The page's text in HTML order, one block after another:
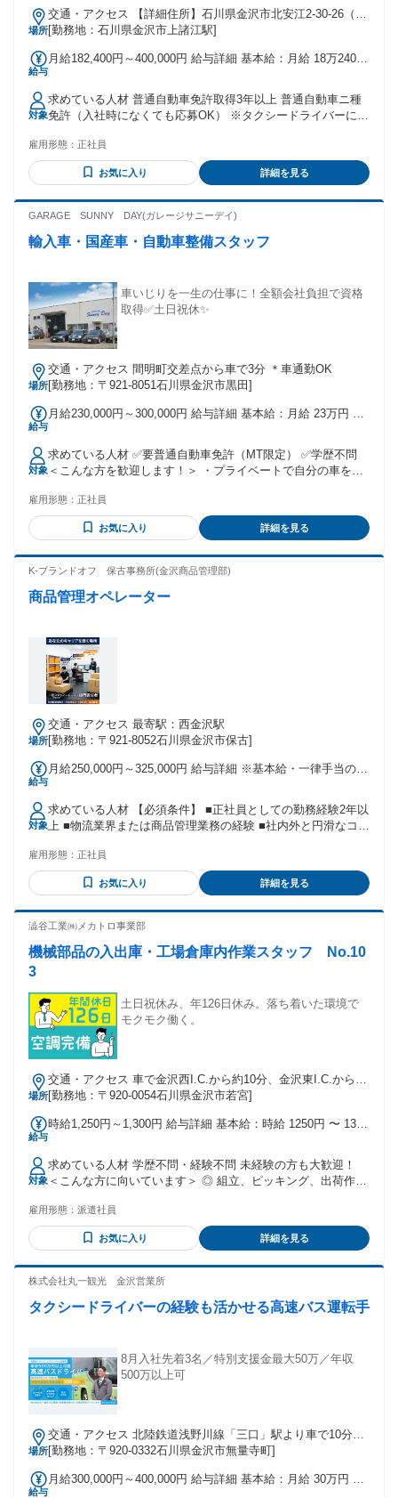
場所
交通・アクセス 【詳細住所】石川県金沢市北安江2-30-26（上
諸江駅から歩いてスグ）
[勤務地：石川県金沢市上諸江駅]
給与
月給182,400円～400,000円 給与詳細 基本給：月給 18万2400
払われる通勤・皆勤・家族手当金額：なし 全員に一律で支払
われるその他手当金額：なし ＜別途支払われる手当＞ 時間外
手当 深夜手当 ＜その他＞ 賞与あり（年3回） 歩合給あり ※
自動車教習所通学中も給与をお支払いします。 時給1100円、
対象
求めている人材 普通自動車免許取得3年以上 普通自動車ニ種
免許（入社時になくても応募OK） ※タクシードライバーに必
方におすすめ！／／ ・家庭の時間を大切にしたい ・趣味の時
間がもっと欲しい ・運行管理経験がある方 ・観光に興味があ
る方 ・英語や中国語を活かしたい、学びたい方 →インバウン
・サービス業や接客業の勤務経験のある方 ・時間や場所に拘
躍中！ ・第二新卒、フリーター、異業種からの転職組が8割以
経験あれば即戦力として活躍できます！ ・正社員だけじゃな
く、アルバイトや時短勤務など、 人それぞれ自由な働き方が
できるのも魅力！ もちろん、ルート配送や配送ドライバー 大
型・中型トラック、バス運転手など 運送経験がある方はスタ
雇用形態： 正社員
お気に入り 詳細を見る
GARAGE SUNNY DAY(ガレージサニーデイ)
輸入車・国産車・自動車整備スタッフ
車いじりを一生の仕事に！全額会社負担で資格
取得✅土日祝休✨
場所
交通・アクセス 間明町交差点から車で3分 ＊車通勤OK
[勤務地：〒921-8051石川県金沢市黒田]
給与
月給230,000円～300,000円 給与詳細 基本給：月給 23万円 〜
れる通勤・皆勤・家族手当金額：なし 全員に一律で支払われ
るその他手当金額：なし 賞与年2回
対象
求めている人材 ✅要普通自動車免許（MT限定） ✅学歴不問
＜こんな方を歓迎します！＞ ・プライベートで自分の車をい
な作業の経験がある方 ・独学で車のメンテをしているけれ
ど、本格的な技術を学びたい方 ※自動車整備士の資格はなく
ても構いません。働きながら全額会社負担で取得可能です！
ん優遇いたします。 ＝＝＝＝＝＝＝＝＝＝＝＝＝＝＝＝＝＝
境！ オーナーも「新しい挑戦を全力で応援したい！」という
雇用形態： 正社員
お気に入り 詳細を見る
K-ブランドオフ 保古事務所(金沢商品管理部)
商品管理オペレーター
場所
交通・アクセス 最寄駅：西金沢駅
[勤務地：〒921-8052石川県金沢市保古]
給与
月給250,000円～325,000円 給与詳細 ※基本給・一律手当の総
【一律手当】 全員に一律で支払われる通勤・皆勤・家族手当
金額：なし 全員に一律で支払われるその他手当金額：あり 1
ヶ月あたり1万5000円 〜 2万5000円 月給 25万円 〜 30万円 賞
与年3回（夏・冬・決算賞与） ※昨年度実績4.5ヶ月分 初年度
対象
求めている人材 【必須条件】 ■正社員としての勤務経験2年以
上 ■物流業界または商品管理業務の経験 ■社内外と円滑なコミ
経験 ■在庫管理経験 ■発送管理経験 ■倉庫管理経験 ■業務改善
経験 ■リーダー経験 ■マネジメント経験 【こんな方にピッタ
リ】 ■物流の流れを考えることが好き ■効率化や改善提案が好
■成長企業でキャリアアップしたい ■ブランド品に興味がある
雇用形態： 正社員
お気に入り 詳細を見る
澁谷工業㈱メカトロ事業部
機械部品の入出庫・工場倉庫内作業スタッフ No.10
3
土日祝休み、年126日休み。落ち着いた環境で
モクモク働く。
場所
交通・アクセス 車で金沢西I.C.から約10分、金沢東I.C.から約
15分
[勤務地：〒920-0054石川県金沢市若宮]
給与
時給1,250円～1,300円 給与詳細 基本給：時給 1250円 〜 1300
対象
求めている人材 学歴不問・経験不問 未経験の方も大歓迎！
＜こんな方に向いています＞ ◎ 組立、ピッキング、出荷作業
る環境を求めている方 ◎ コツコツ取り組む作業や、細かな確
認が得意な方 ◎ モクモクと作業を進める仕事が好きな方
雇用形態： 派遣社員
お気に入り 詳細を見る
株式会社丸一観光 金沢営業所
タクシードライバーの経験も活かせる高速バス運転手
8月入社先着3名／特別支援金最大50万／年収
500万以上可
場所
交通・アクセス 北陸鉄道浅野川線「三口」駅より車で10分、
JR金沢駅より車で15分
[勤務地：〒920-0332石川県金沢市無量寺町]
給与
月給300,000円～400,000円 給与詳細 基本給：月給 30万円 〜